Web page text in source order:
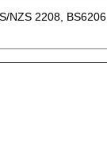
NZS 2208, BS6206,